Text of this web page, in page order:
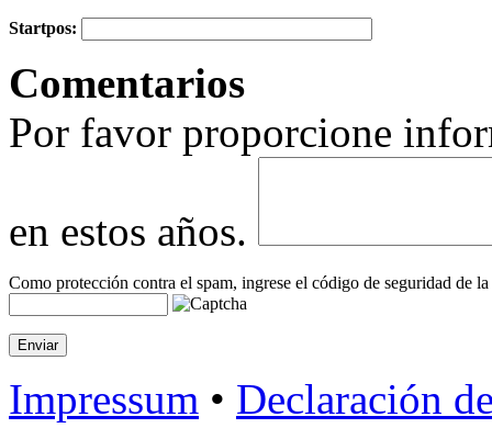
−
Startpos:
Comentarios
Por favor proporcione
en estos años.
Como protección contra el spam, ingrese el código de seguridad de
Impressum • Declaración